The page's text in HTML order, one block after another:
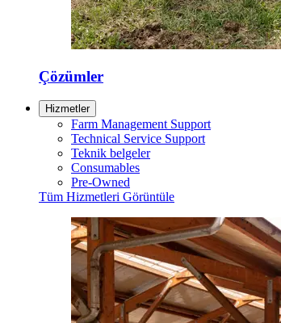
Çözümler
Hizmetler
Farm Management Support
Technical Service Support
Teknik belgeler
Consumables
Pre-Owned
Tüm Hizmetleri Görüntüle